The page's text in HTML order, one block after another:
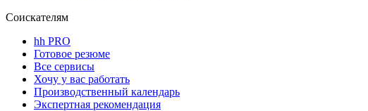
Соискателям
hh PRO
Готовое резюме
Все сервисы
Хочу у вас работать
Производственный календарь
Экспертная рекомендация